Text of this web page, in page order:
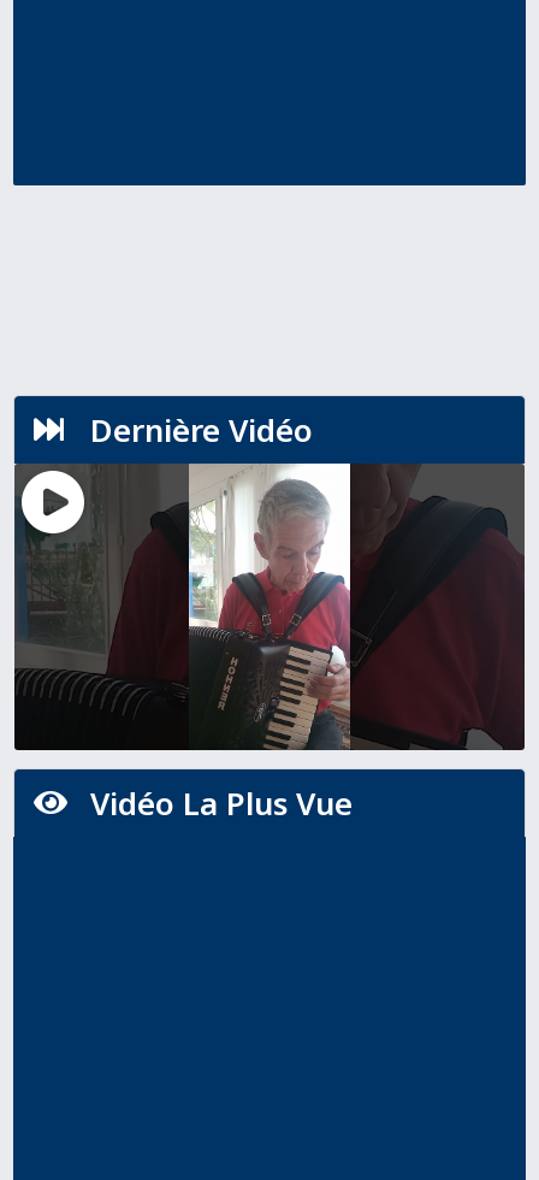
 Dernière Vidéo
 Vidéo La Plus Vue